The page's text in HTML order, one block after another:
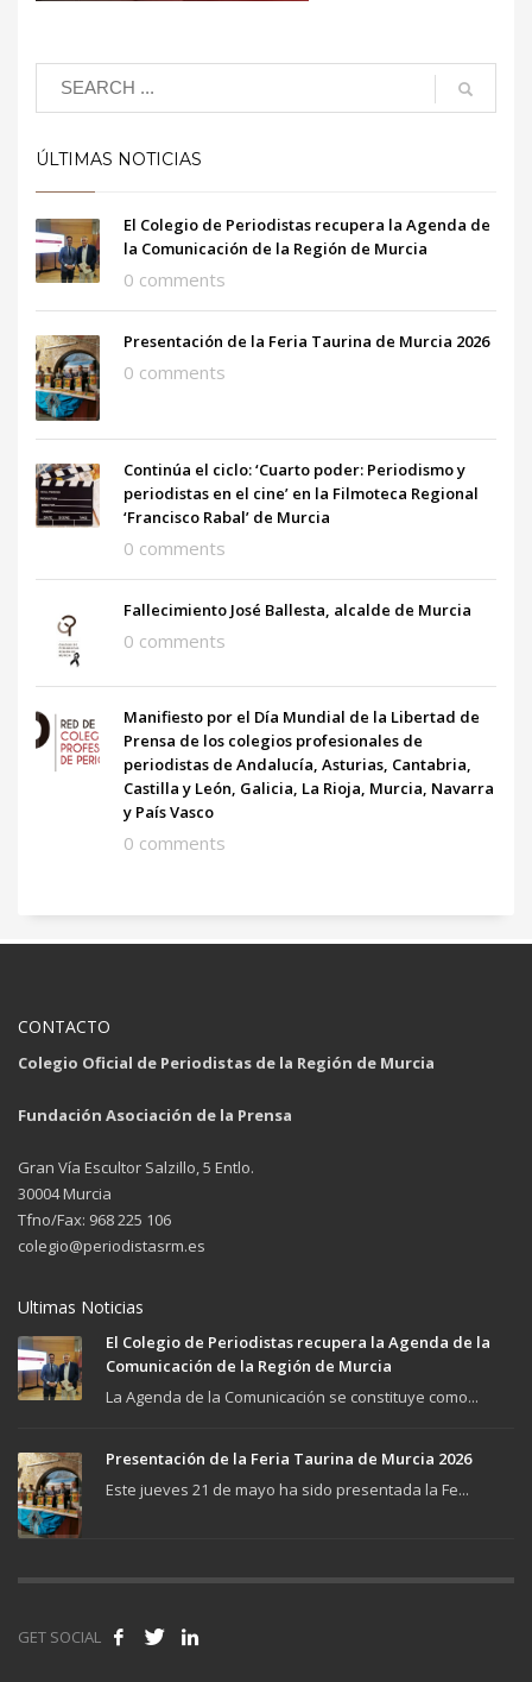
ÚLTIMAS NOTICIAS
El Colegio de Periodistas recupera la Agenda de
la Comunicación de la Región de Murcia
0 comments
Presentación de la Feria Taurina de Murcia 2026
0 comments
Continúa el ciclo: ‘Cuarto poder: Periodismo y
periodistas en el cine’ en la Filmoteca Regional
‘Francisco Rabal’ de Murcia
0 comments
Fallecimiento José Ballesta, alcalde de Murcia
0 comments
Manifiesto por el Día Mundial de la Libertad de
Prensa de los colegios profesionales de
periodistas de Andalucía, Asturias, Cantabria,
Castilla y León, Galicia, La Rioja, Murcia, Navarra
y País Vasco
0 comments
CONTACTO
Colegio Oficial de Periodistas de la Región de Murcia
Fundación Asociación de la Prensa
Gran Vía Escultor Salzillo, 5 Entlo.
30004 Murcia
Tfno/Fax: 968 225 106
colegio@periodistasrm.es
Ultimas Noticias
El Colegio de Periodistas recupera la Agenda de la
Comunicación de la Región de Murcia
La Agenda de la Comunicación se constituye como...
Presentación de la Feria Taurina de Murcia 2026
Este jueves 21 de mayo ha sido presentada la Fe...
GET SOCIAL